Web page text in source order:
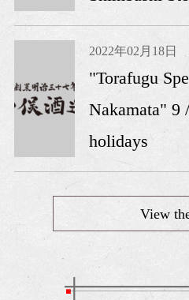
2022年02月18日
"Torafugu
Nakamata" 9
holidays
View